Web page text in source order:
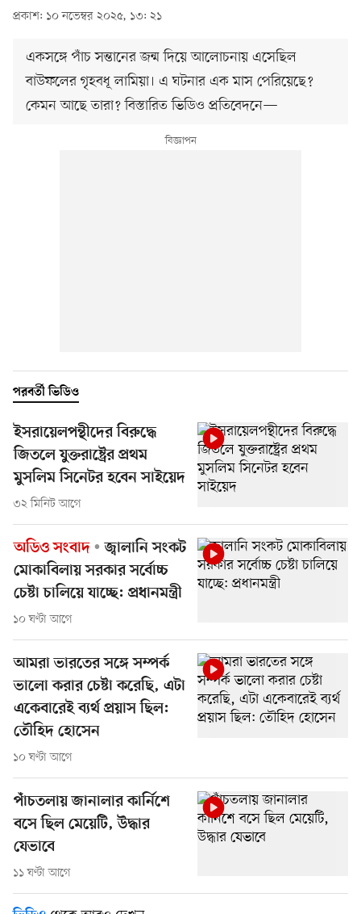
প্রকাশ: ১০ নভেম্বর ২০২৫, ১৩: ২১
একসঙ্গে পাঁচ সন্তানের জন্ম দিয়ে আলোচনায় এসেছিল
বাউফলের গৃহবধূ লামিয়া। এ ঘটনার এক মাস পেরিয়েছে?
কেমন আছে তারা? বিস্তারিত ভিডিও প্রতিবেদনে—
পরবর্তী ভিডিও
ইসরায়েলপন্থীদের বিরুদ্ধে
জিতলে যুক্তরাষ্ট্রের প্রথম
মুসলিম সিনেটর হবেন সাইয়েদ
৩২ মিনিট আগে
অডিও সংবাদ
জ্বালানি সংকট
মোকাবিলায় সরকার সর্বোচ্চ
চেষ্টা চালিয়ে যাচ্ছে: প্রধানমন্ত্রী
১০ ঘণ্টা আগে
আমরা ভারতের সঙ্গে সম্পর্ক
ভালো করার চেষ্টা করেছি, এটা
একেবারেই ব্যর্থ প্রয়াস ছিল:
তৌহিদ হোসেন
১০ ঘণ্টা আগে
পাঁচতলায় জানালার কার্নিশে
বসে ছিল মেয়েটি, উদ্ধার
যেভাবে
১১ ঘণ্টা আগে